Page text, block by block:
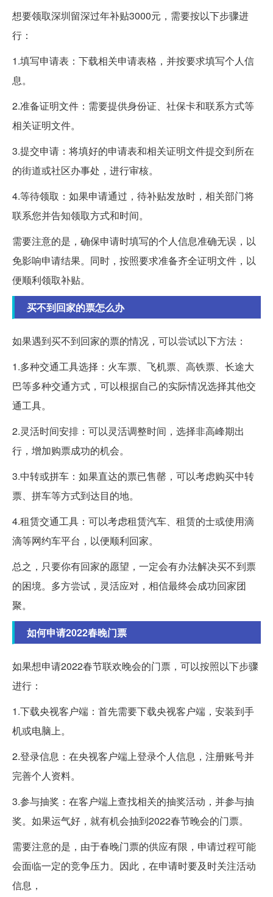
想要领取深圳留深过年补贴3000元，需要按以下步骤进
行：
1.填写申请表：下载相关申请表格，并按要求填写个人信
息。
2.准备证明文件：需要提供身份证、社保卡和联系方式等
相关证明文件。
3.提交申请：将填好的申请表和相关证明文件提交到所在
的街道或社区办事处，进行审核。
4.等待领取：如果申请通过，待补贴发放时，相关部门将
联系您并告知领取方式和时间。
需要注意的是，确保申请时填写的个人信息准确无误，以
免影响申请结果。同时，按照要求准备齐全证明文件，以
便顺利领取补贴。
买不到回家的票怎么办
如果遇到买不到回家的票的情况，可以尝试以下方法：
1.多种交通工具选择：火车票、飞机票、高铁票、长途大
巴等多种交通方式，可以根据自己的实际情况选择其他交
通工具。
2.灵活时间安排：可以灵活调整时间，选择非高峰期出
行，增加购票成功的机会。
3.中转或拼车：如果直达的票已售罄，可以考虑购买中转
票、拼车等方式到达目的地。
4.租赁交通工具：可以考虑租赁汽车、租赁的士或使用滴
滴等网约车平台，以便顺利回家。
总之，只要你有回家的愿望，一定会有办法解决买不到票
的困境。多方尝试，灵活应对，相信最终会成功回家团
聚。
如何申请2022春晚门票
如果想申请2022春节联欢晚会的门票，可以按照以下步骤
进行：
1.下载央视客户端：首先需要下载央视客户端，安装到手
机或电脑上。
2.登录信息：在央视客户端上登录个人信息，注册账号并
完善个人资料。
3.参与抽奖：在客户端上查找相关的抽奖活动，并参与抽
奖。如果运气好，就有机会抽到2022春节晚会的门票。
需要注意的是，由于春晚门票的供应有限，申请过程可能
会面临一定的竞争压力。因此，在申请时要及时关注活动
信息，